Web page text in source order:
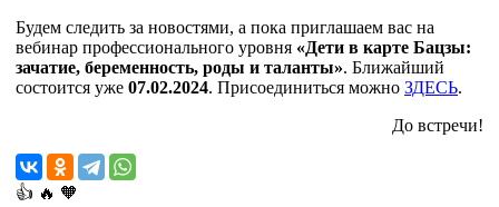
Будем следить за новостями, а пока приглашаем вас на
вебинар профессионального уровня «Дети в карте Бацзы:
зачатие, беременность, роды и таланты». Ближайший
состоится уже 07.02.2024. Присоединиться можно ЗДЕСЬ.
До встречи!
👍 🔥 🧡